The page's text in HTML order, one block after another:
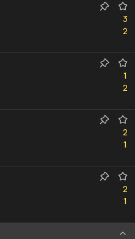
3
3
2
2
1
12
2
2
2
1
1
2
2
1
1